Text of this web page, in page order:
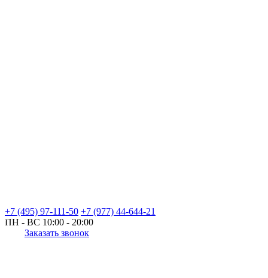
+7 (495) 97-111-50 +7 (977) 44-644-21
ПН - ВС 10:00 - 20:00
Заказать звонок